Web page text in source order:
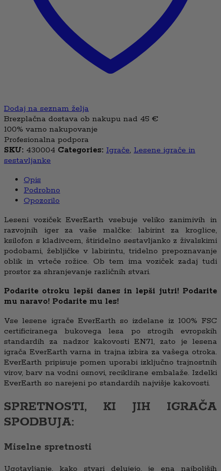
Dodaj na seznam želja
Brezplačna dostava ob nakupu nad 45 €
100% varno nakupovanje
Profesionalna podpora
SKU: 430004 Categories: Igrače, Lesene igrače in
sestavljanke
Opis
Podrobno
Opozorilo
Leseni voziček EverEarth vsebuje veliko zanimivih in
razvojnih iger za vaše malčke: labirint za kroglice,
ksilofon s kladivcem, štiridelno sestavljanko z živalskimi
podobami, žebljičke v labirintu, tridelno prepoznavanje
oblik in vrteče rožice. Ob tem ima voziček zadaj tudi
prostor za shranjevanje različnih stvari.
Podarite otroku lepši danes in lepši jutri! Podarite
mu naravo! Podarite mu les!
Vse lesene igrače EverEarth so izdelane iz 100% FSC
certificiranega bukovega lesa po strogih evropskih
standardih za nadzor kakovosti EN71, zato je lesena
igrača EverEarth varna in trajna izbira za vašega otroka.
EverEarth pripisuje pomen uporabi izključno trajnostnih
virov, barv na vodni osnovi, reciklirane embalaže. Izdelki
EverEarth so narejeni po standardih najvišje kakovosti.
SPRETNOSTI, KI JIH IGRAČA
SPODBUJA:
Miselne spretnosti
Ugotavljanje, kako stvari delujejo, je ena najboljših